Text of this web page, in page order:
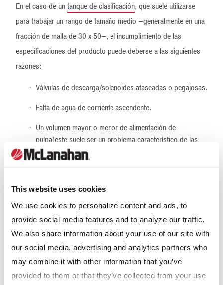
This website uses cookies
We use cookies to personalize content and ads, to
provide social media features and to analyze our traffic.
We also share information about your use of our site with
our social media, advertising and analytics partners who
may combine it with other information that you’ve
provided to them or that they’ve collected from your use
En el caso de untanque de clasificación, que suele utilizarse
para trabajar un rango de tamaño medio —generalmente en una
fracción de malla de 30 x 50—, el incumplimiento de las
especificaciones del producto puede deberse a las siguientes
razones:
Válvulas de descarga/solenoides atascadas o pegajosas.
Falta de agua de corriente ascendente.
Un volumen mayor o menor de alimentación de
pulpa(este suele ser un problema característico de las
plantas de dragado).
Programación comprometida probablemente a causa de